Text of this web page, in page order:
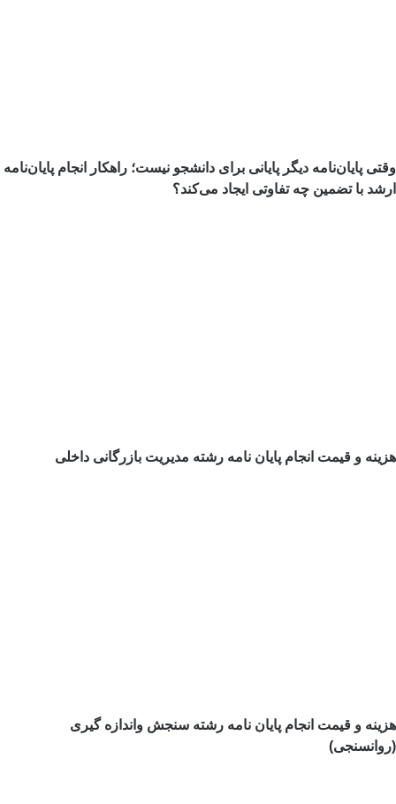
وقتی پایان‌نامه دیگر پایانی برای دانشجو نیست؛ راهکار انجام پایان‌نامه
ارشد با تضمین چه تفاوتی ایجاد می‌کند؟
هزینه و قیمت انجام پایان نامه رشته مدیریت بازرگانی داخلی
هزینه و قیمت انجام پایان نامه رشته سنجش واندازه گیری
(روانسنجی)